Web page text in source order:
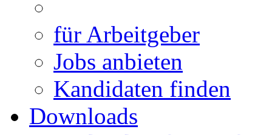
für Arbeitgeber
Jobs anbieten
Kandidaten finden
Downloads